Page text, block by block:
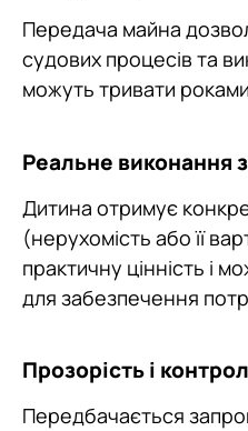
Передача майна
судових процесів та
можуть тривати
Реальне виконання
Дитина отримує
(нерухомість або її
практичну цінність і
для забезпечення
Прозорість і
Передбачається